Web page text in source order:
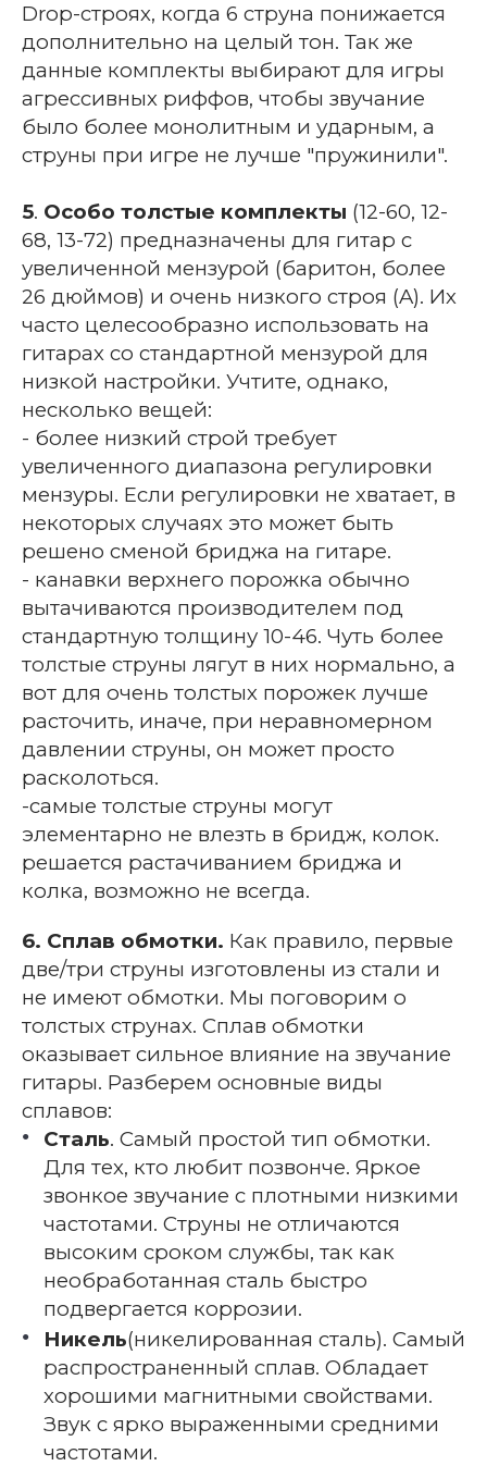
Drop-строях, когда 6 струна понижается
дополнительно на целый тон. Так же
данные комплекты выбирают для игры
агрессивных риффов, чтобы звучание
было более монолитным и ударным, а
струны при игре не лучше "пружинили".
5. Особо толстые комплекты (12-60, 12-
68, 13-72) предназначены для гитар с
увеличенной мензурой (баритон, более
26 дюймов) и очень низкого строя (A). Их
часто целесообразно использовать на
гитарах со стандартной мензурой для
низкой настройки. Учтите, однако,
несколько вещей:
- более низкий строй требует
увеличенного диапазона регулировки
мензуры. Если регулировки не хватает, в
некоторых случаях это может быть
решено сменой бриджа на гитаре.
- канавки верхнего порожка обычно
вытачиваются производителем под
стандартную толщину 10-46. Чуть более
толстые струны лягут в них нормально, а
вот для очень толстых порожек лучше
расточить, иначе, при неравномерном
давлении струны, он может просто
расколоться.
-самые толстые струны могут
элементарно не влезть в бридж, колок.
решается растачиванием бриджа и
колка, возможно не всегда.
6. Сплав обмотки. Как правило, первые
две/три струны изготовлены из стали и
не имеют обмотки. Мы поговорим о
толстых струнах. Сплав обмотки
оказывает сильное влияние на звучание
гитары. Разберем основные виды
сплавов:
Сталь. Самый простой тип обмотки.
Для тех, кто любит позвонче. Яркое
звонкое звучание с плотными низкими
частотами. Струны не отличаются
высоким сроком службы, так как
необработанная сталь быстро
подвергается коррозии.
Никель(никелированная сталь). Самый
распространенный сплав. Обладает
хорошими магнитными свойствами.
Звук с ярко выраженными средними
частотами.